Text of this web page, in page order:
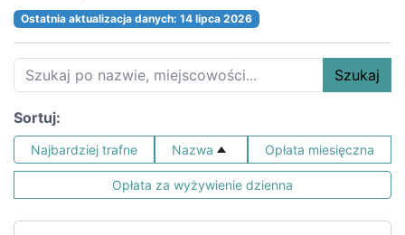
Ostatnia aktualizacja danych: 14 lipca 2026
Szukaj
Sortuj:
Najbardziej trafne Nazwa Opłata miesięczna
Opłata za wyżywienie dzienna